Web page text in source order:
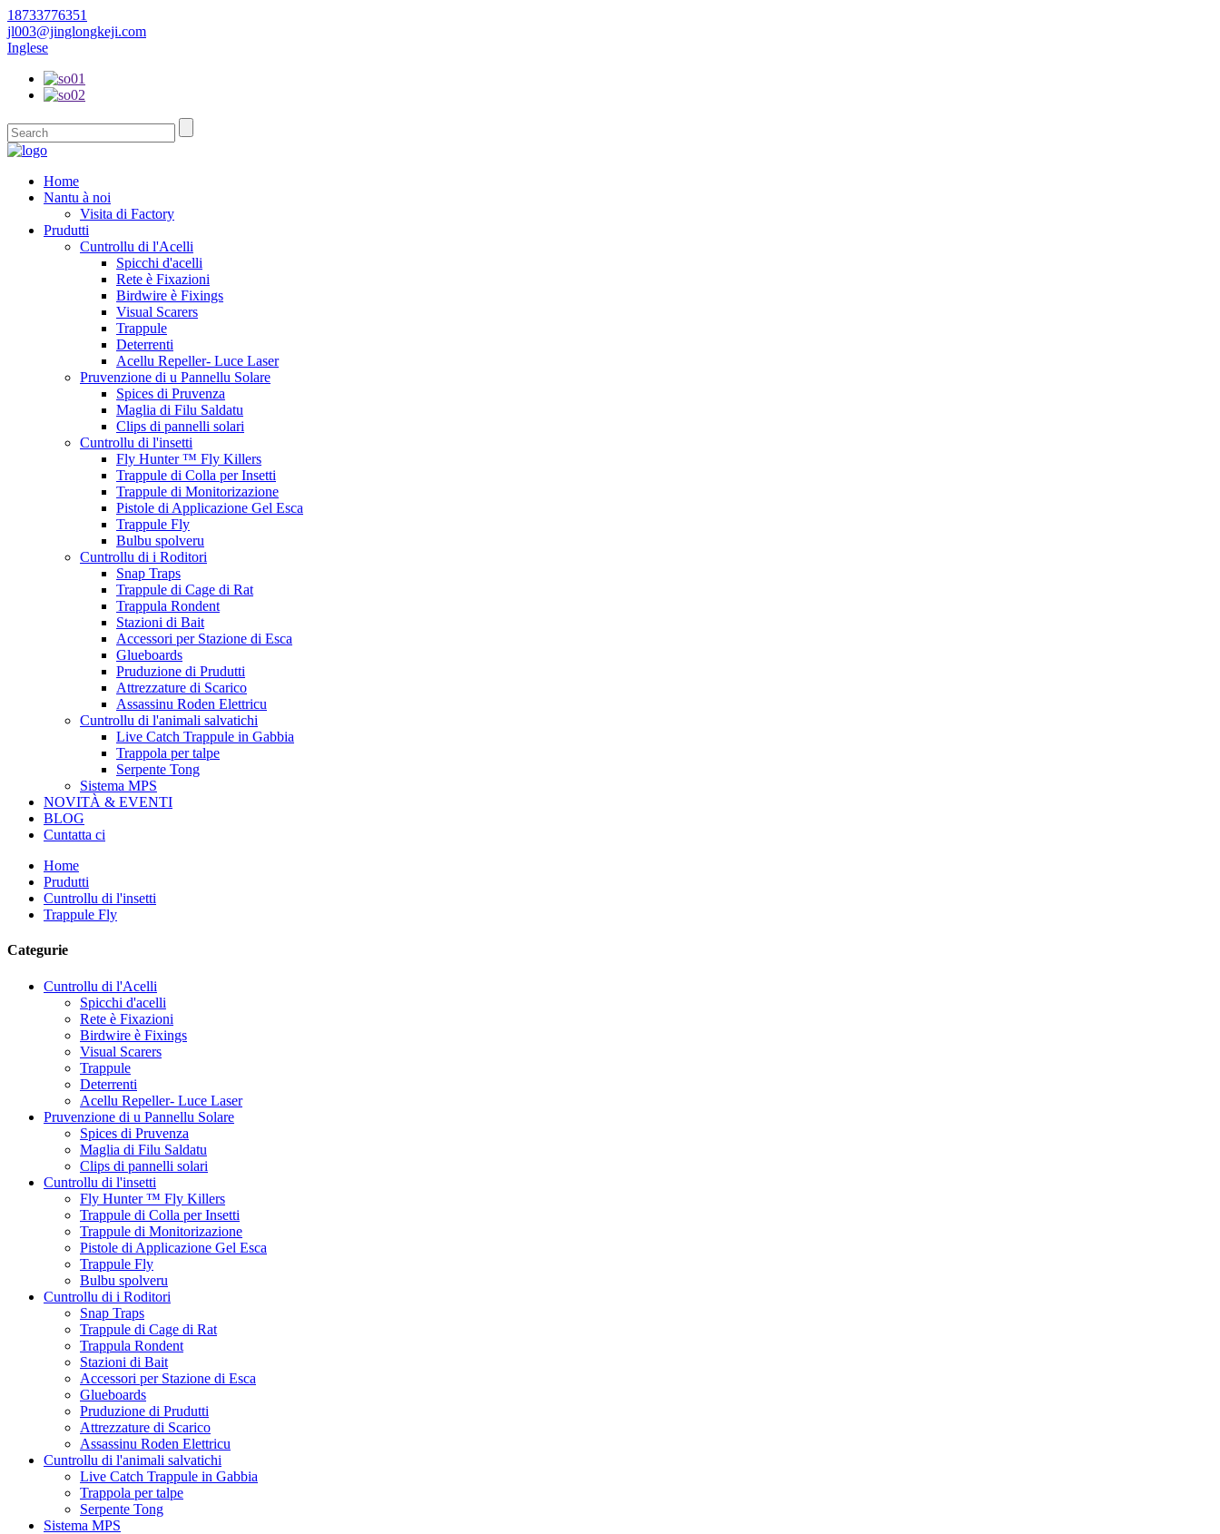
18733776351
jl003@jinglongkeji.com
Inglese
Home
Nantu à noi
Visita di Factory
Prudutti
Cuntrollu di l'Acelli
Spicchi d'acelli
Rete è Fixazioni
Birdwire è Fixings
Visual Scarers
Trappule
Deterrenti
Acellu Repeller- Luce Laser
Pruvenzione di u Pannellu Solare
Spices di Pruvenza
Maglia di Filu Saldatu
Clips di pannelli solari
Cuntrollu di l'insetti
Fly Hunter ™ Fly Killers
Trappule di Colla per Insetti
Trappule di Monitorizazione
Pistole di Applicazione Gel Esca
Trappule Fly
Bulbu spolveru
Cuntrollu di i Roditori
Snap Traps
Trappule di Cage di Rat
Trappula Rondent
Stazioni di Bait
Accessori per Stazione di Esca
Glueboards
Pruduzione di Prudutti
Attrezzature di Scarico
Assassinu Roden Elettricu
Cuntrollu di l'animali salvatichi
Live Catch Trappule in Gabbia
Trappola per talpe
Serpente Tong
Sistema MPS
NOVITÀ & EVENTI
BLOG
Cuntatta ci
Home
Prudutti
Cuntrollu di l'insetti
Trappule Fly
Categurie
Cuntrollu di l'Acelli
Spicchi d'acelli
Rete è Fixazioni
Birdwire è Fixings
Visual Scarers
Trappule
Deterrenti
Acellu Repeller- Luce Laser
Pruvenzione di u Pannellu Solare
Spices di Pruvenza
Maglia di Filu Saldatu
Clips di pannelli solari
Cuntrollu di l'insetti
Fly Hunter ™ Fly Killers
Trappule di Colla per Insetti
Trappule di Monitorizazione
Pistole di Applicazione Gel Esca
Trappule Fly
Bulbu spolveru
Cuntrollu di i Roditori
Snap Traps
Trappule di Cage di Rat
Trappula Rondent
Stazioni di Bait
Accessori per Stazione di Esca
Glueboards
Pruduzione di Prudutti
Attrezzature di Scarico
Assassinu Roden Elettricu
Cuntrollu di l'animali salvatichi
Live Catch Trappule in Gabbia
Trappola per talpe
Serpente Tong
Sistema MPS